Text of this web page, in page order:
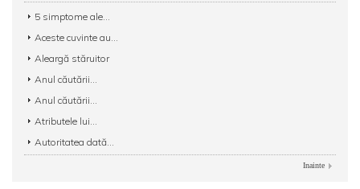
5 simptome ale...
Aceste cuvinte au...
Aleargă stăruitor
Anul căutării...
Anul căutării...
Atributele lui...
Autoritatea dată...
Inainte